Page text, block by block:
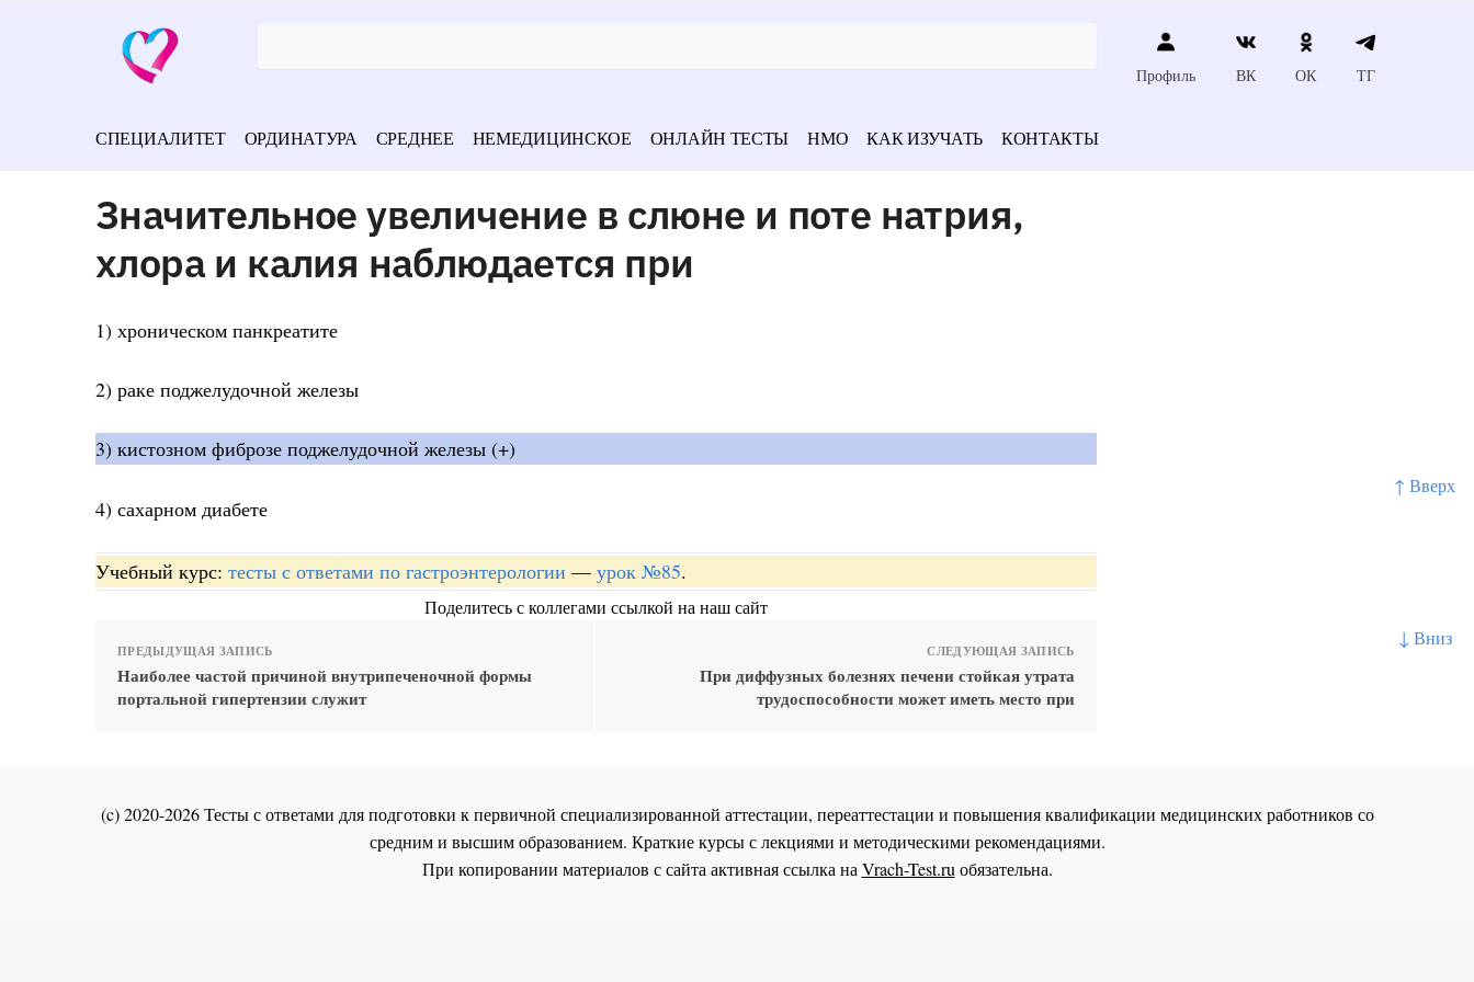
↑ Вверх
↓ Вниз
Профиль ВК ОК ТГ
СПЕЦИАЛИТЕТ ОРДИНАТУРА СРЕДНЕЕ НЕМЕДИЦИНСКОЕ ОНЛАЙН ТЕСТЫ НМО КАК ИЗУЧАТЬ КОНТАКТЫ
Значительное увеличение в слюне и поте натрия,
хлора и калия наблюдается при
1) хроническом панкреатите
2) раке поджелудочной железы
3) кистозном фиброзе поджелудочной железы (+)
4) сахарном диабете
Учебный курс: тесты с ответами по гастроэнтерологии — урок №85.
Поделитесь с коллегами ссылкой на наш сайт
ПРЕДЫДУЩАЯ ЗАПИСЬ
Наиболее частой причиной внутрипеченочной формы
портальной гипертензии служит
СЛЕДУЮЩАЯ ЗАПИСЬ
При диффузных болезнях печени стойкая утрата
трудоспособности может иметь место при
(c) 2020-2026 Тесты с ответами для подготовки к первичной специализированной аттестации, переаттестации и повышения квалификации медицинских работников со
средним и высшим образованием. Краткие курсы с лекциями и методическими рекомендациями.
При копировании материалов с сайта активная ссылка наVrach-Test.ruобязательна.